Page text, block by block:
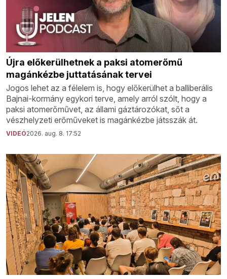
Újra előkerülhetnek a paksi atomerőmű
magánkézbe juttatásának tervei
Jogos lehet az a félelem is, hogy előkerülhet a balliberális
Bajnai-kormány egykori terve, amely arról szólt, hogy a
paksi atomerőművet, az állami gáztározókat, sőt a
vészhelyzeti erőműveket is magánkézbe játsszák át.
VIDEÓ2026. aug. 8. 17:52